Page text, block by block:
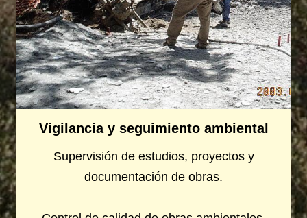
Vigilancia y seguimiento ambiental
Supervisión de estudios, proyectos y
documentación de obras.